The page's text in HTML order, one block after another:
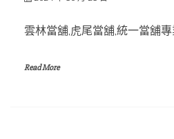
雲林當舖,虎尾當舖,統一當舖
Read More